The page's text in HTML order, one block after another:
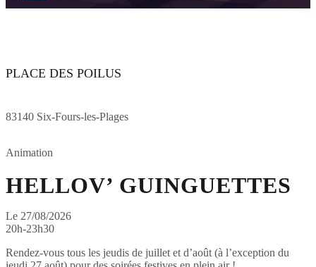
PLACE DES POILUS
83140 Six-Fours-les-Plages
Animation
HELLOV’ GUINGUETTES
Le 27/08/2026
20h-23h30
Rendez-vous tous les jeudis de juillet et d’août (à l’exception du